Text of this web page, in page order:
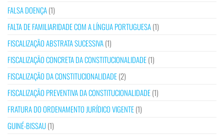
FALSA DOENÇA(1)
FALTA DE FAMILIARIDADE COM A LÍNGUA PORTUGUESA(1)
FISCALIZAÇÃO ABSTRATA SUCESSIVA(1)
FISCALIZAÇÃO CONCRETA DA CONSTITUCIONALIDADE(1)
FISCALIZAÇÃO DA CONSTITUCIONALIDADE(2)
FISCALIZAÇÃO PREVENTIVA DA CONSTITUCIONALIDADE(1)
FRATURA DO ORDENAMENTO JURÍDICO VIGENTE(1)
GUINÉ-BISSAU(1)